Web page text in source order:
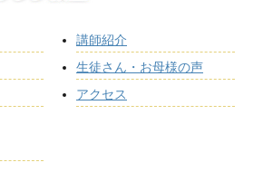
講師紹介
生徒さん・お母様の声
アクセス